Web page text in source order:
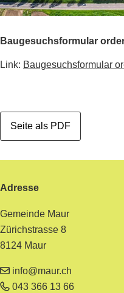
Baugesuchsformular
Link: Baugesuchsformular
Seite als PDF
Adresse
Gemeinde Maur
Zürichstrasse 8
8124 Maur
info@maur.ch
043 366 13 66